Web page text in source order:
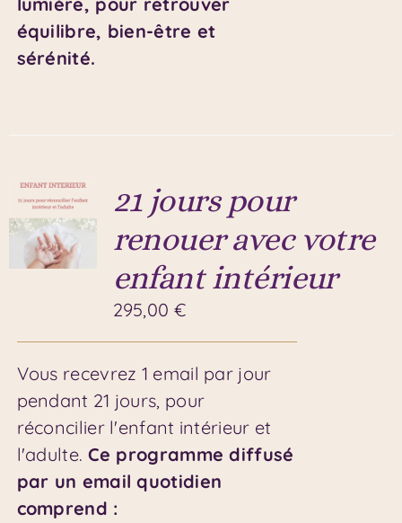
équilibre, bien-être et
sérénité.
21 jours pour
renouer avec votre
enfant intérieur
295,00 €
Vous recevrez 1 email par jour
pendant 21 jours, pour
réconcilier l'enfant intérieur et
l'adulte. Ce programme diffusé
par un email quotidien
comprend :